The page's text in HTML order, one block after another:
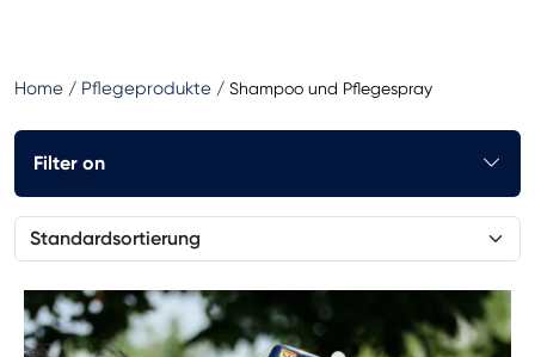
Home / Pflegeprodukte / Shampoo und Pflegespray
Filter on